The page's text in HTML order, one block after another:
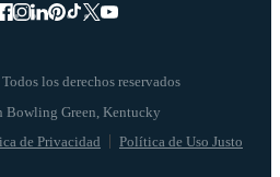
los derechos reservados
de Privacidad Política de Uso Justo